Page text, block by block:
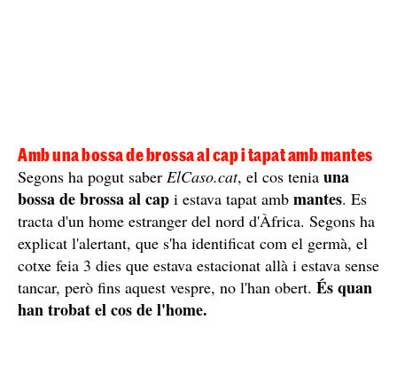
Amb una bossa de brossa al cap i tapat amb mantes
Segons ha pogut saber ElCaso.cat, el cos tenia una
bossa de brossa al cap i estava tapat amb mantes. Es
tracta d'un home estranger del nord d'Àfrica. Segons ha
explicat l'alertant, que s'ha identificat com el germà, el
cotxe feia 3 dies que estava estacionat allà i estava sense
tancar, però fins aquest vespre, no l'han obert. És quan
han trobat el cos de l'home.